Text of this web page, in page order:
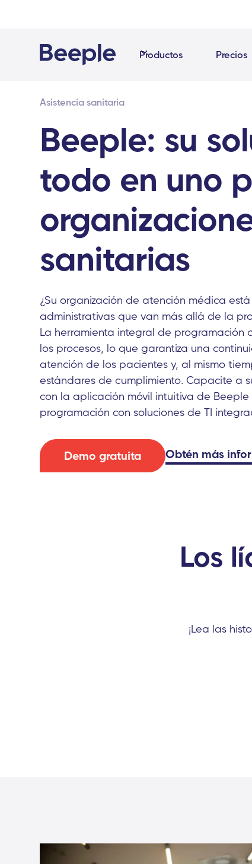
Productos Precios
Asistencia sanitaria
Beeple: su
todo en uno
sanitarias
¿Su organización de atención médica
administrativas que van más allá de la
La herramienta integral de programación
los procesos, lo que garantiza una
atención de los pacientes y, al mismo
estándares de cumplimiento. Capacite a
con la aplicación móvil intuitiva de
programación con soluciones de TI
Demo gratuita Obtén más
Los
¡Lea las